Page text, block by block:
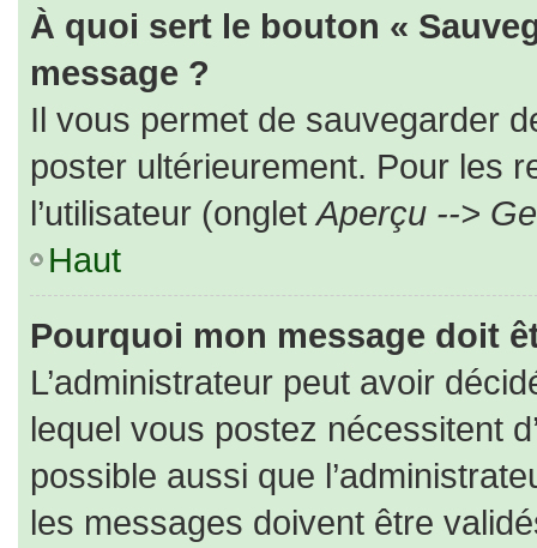
À quoi sert le bouton «
message ?
Il vous permet de sauvegarder
poster ultérieurement. Pour les
l’utilisateur (ongletAperçu -->
Haut
Pourquoi mon message doit
L’administrateur peut avoir
lequel vous postez nécessitent
possible aussi que
les messages doivent être